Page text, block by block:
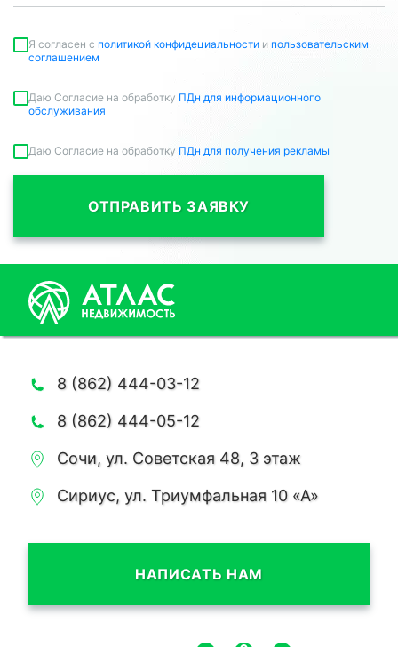
Я согласен c политикой конфидециальности и пользовательским
соглашением
Даю Согласие на обработку ПДн для информационного
обслуживания
Даю Согласие на обработку ПДн для получения рекламы
ОТПРАВИТЬ ЗАЯВКУ
8 (862) 444-03-12
8 (862) 444-05-12
Сочи, ул. Советская 48, 3 этаж
Сириус, ул. Триумфальная 10 «А»
НАПИСАТЬ НАМ